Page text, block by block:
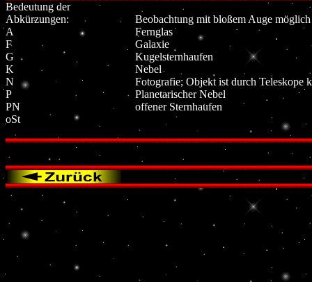
Bedeutung der
Abkürzungen:
A
F
G
K
N
P
PN
oSt
Beobachtung mit bloßem Auge möglich
Fernglas
Galaxie
Kugelsternhaufen
Nebel
Fotografie; Objekt ist durch Teleskope
Planetarischer Nebel
offener Sternhaufen